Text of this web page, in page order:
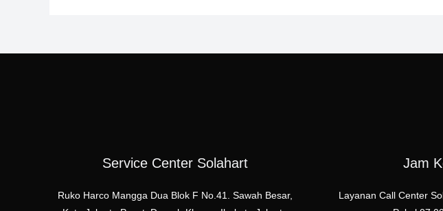
Service Center Solahart
Ruko Harco Mangga Dua Blok F No.41. Sawah Besar,
Jam
Layanan Call Center